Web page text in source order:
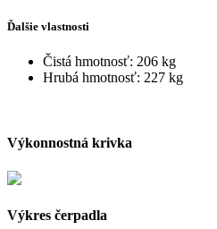
Ďalšie vlastnosti
Čistá hmotnosť: 206 kg
Hrubá hmotnosť: 227 kg
Výkonnostná krivka
Výkres čerpadla